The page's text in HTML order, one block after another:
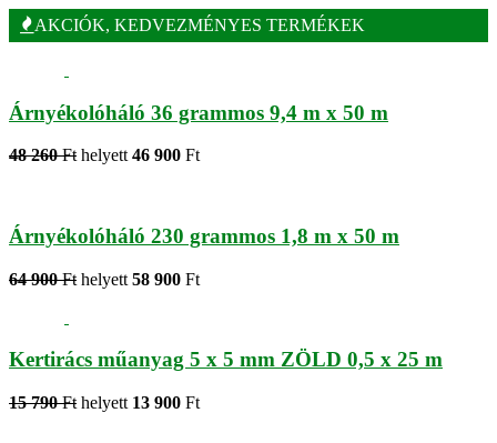
AKCIÓK, KEDVEZMÉNYES TERMÉKEK
Árnyékolóháló 36 grammos 9,4 m x 50 m
48 260 Ft helyett 46 900 Ft
Árnyékolóháló 230 grammos 1,8 m x 50 m
64 900 Ft helyett 58 900 Ft
Kertirács műanyag 5 x 5 mm ZÖLD 0,5 x 25 m
15 790 Ft helyett 13 900 Ft